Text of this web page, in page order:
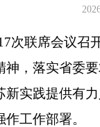
次联席会议召
，落实省委
实践提供有
工作部署。